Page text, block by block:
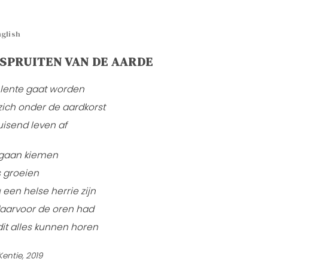
VAN DE AARDE
gaat worden
onder de aardkorst
leven af
kiemen
groeien
een helse herrie zijn
de oren had
alles kunnen horen
2019